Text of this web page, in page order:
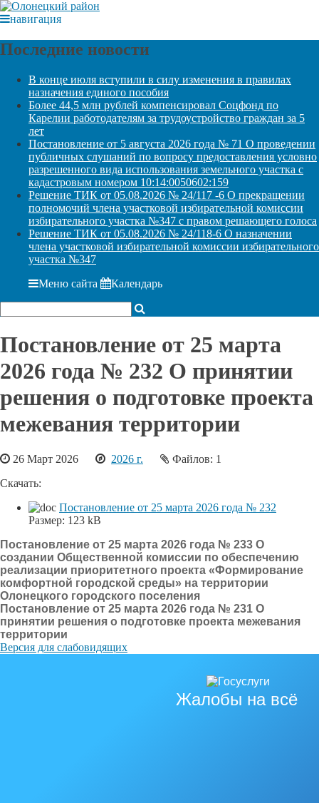
навигация
Последние новости
В конце июля вступили в силу изменения в правилах
назначения единого пособия
Более 44,5 млн рублей компенсировал Соцфонд по
Карелии работодателям за трудоустройство граждан за 5
лет
Постановление от 5 августа 2026 года № 71 О проведении
публичных слушаний по вопросу предоставления условно
разрешенного вида использования земельного участка с
кадастровым номером 10:14:0050602:159
Решение ТИК от 05.08.2026 № 24/117 -6 О прекращении
полномочий члена участковой избирательной комиссии
избирательного участка №347 с правом решающего голоса
Решение ТИК от 05.08.2026 № 24/118-6 О назначении
члена участковой избирательной комиссии избирательного
участка №347
Меню сайта Календарь
Постановление от 25 марта
2026 года № 232 О принятии
решения о подготовке проекта
межевания территории
26 Март 2026 2026 г.
Файлов: 1
Скачать:
Постановление от 25 марта 2026 года № 232
Размер: 123 kB
Постановление от 25 марта 2026 года № 233 О
создании Общественной комиссии по обеспечению
реализации приоритетного проекта «Формирование
комфортной городской среды» на территории
Олонецкого городского поселения
Постановление от 25 марта 2026 года № 231 О
принятии решения о подготовке проекта межевания
территории
Версия для слабовидящих
Жалобы на всё